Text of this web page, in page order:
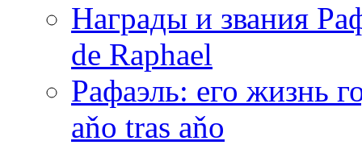
Награды и звания
de Raphael
Рафаэль: его жизнь
aňo tras aňo